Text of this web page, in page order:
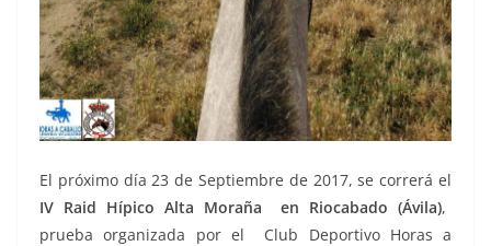
El próximo día 23 de Septiembre de 2017, se correrá el
IV Raid Hípico Alta Moraña en Riocabado (Ávila),
prueba organizada por el Club Deportivo Horas a